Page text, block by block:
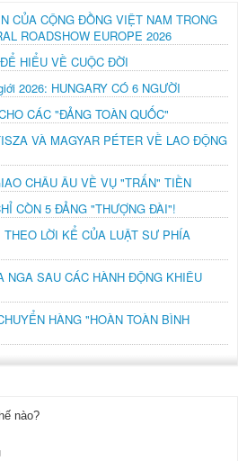
CỦA CỘNG ĐỒNG VIỆT NAM TRONG
ROADSHOW EUROPE 2026
HIỂU VỀ CUỘC ĐỜI
2026: HUNGARY CÓ 6 NGƯỜI
CÁC "ĐẢNG TOÀN QUỐC"
VÀ MAGYAR PÉTER VỀ LAO ĐỘNG
CHÂU ÂU VỀ VỤ "TRẤN" TIỀN
CÒN 5 ĐẢNG "THƯỢNG ĐÀI"!
LỜI KỂ CỦA LUẬT SƯ PHÍA
NGA SAU CÁC HÀNH ĐỘNG KHIÊU
HÀNG "HOÀN TOÀN BÌNH
nào?